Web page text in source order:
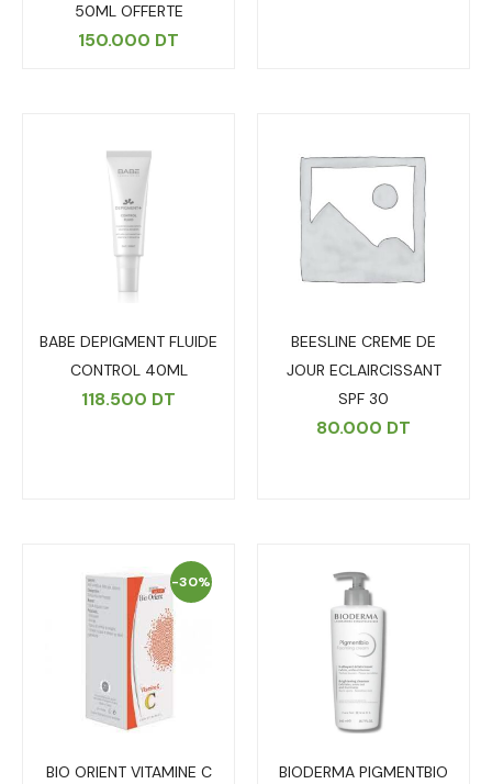
50ML OFFERTE
150.000 DT
BABE DEPIGMENT FLUIDE
CONTROL 40ML
118.500 DT
BEESLINE CREME DE
JOUR ECLAIRCISSANT
SPF 30
80.000 DT
-30%
BIO ORIENT VITAMINE C
BIODERMA PIGMENTBIO